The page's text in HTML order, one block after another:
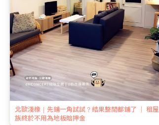
北歐淺橡｜先鋪一角試試？結果整間都鋪了 ｜ 租屋
族終於不用為地板賠押金